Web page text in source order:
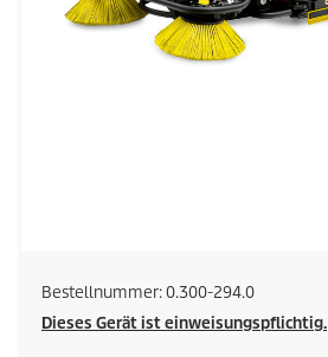
Bestellnummer:0.300-294.0
Dieses Gerät ist einweisungspflichtig.